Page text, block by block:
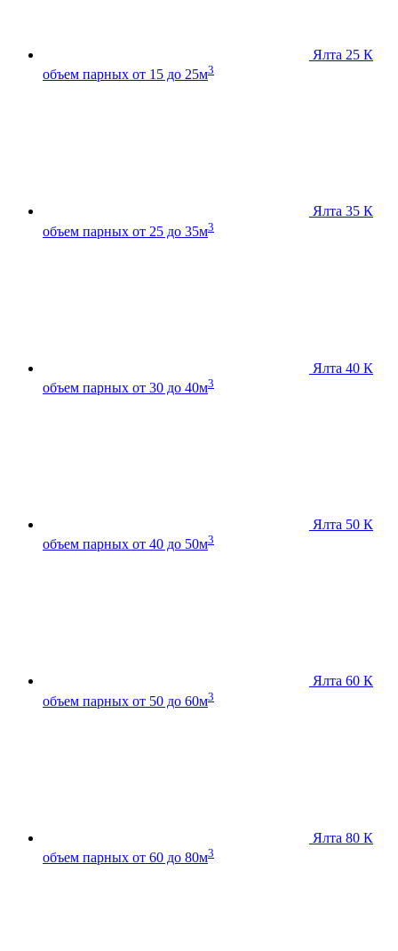
Ялта 25 К
объем парных от 15 до 25м3
Ялта 35 К
объем парных от 25 до 35м3
Ялта 40 К
объем парных от 30 до 40м3
Ялта 50 К
объем парных от 40 до 50м3
Ялта 60 К
объем парных от 50 до 60м3
Ялта 80 К
объем парных от 60 до 80м3